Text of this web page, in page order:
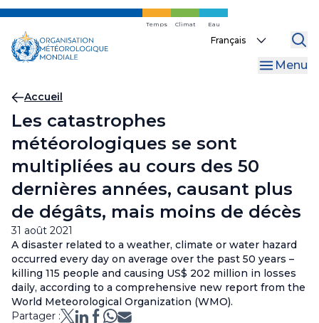
Skip
main
content
Temps Climat Eau
Select
Menu
Fil
d'Ariane
Accueil
Les catastrophes
météorologiques se sont
multipliées au cours des 50
dernières années, causant plus
de dégâts, mais moins de décès
31 août 2021
A disaster related to a weather, climate or water hazard
occurred every day on average over the past 50 years –
killing 115 people and causing US$ 202 million in losses
daily, according to a comprehensive new report from the
World Meteorological Organization (WMO).
Partager :